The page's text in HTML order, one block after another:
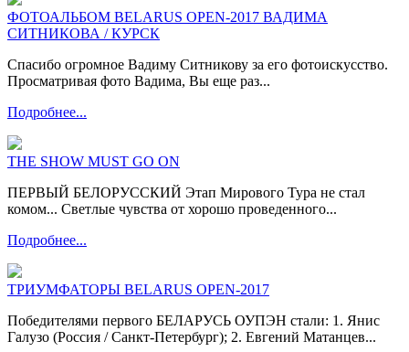
ФОТОАЛЬБОМ BELARUS OPEN-2017 ВАДИМА
СИТНИКОВА / КУРСК
Спасибо огромное Вадиму Ситникову за его фотоискусство.
Просматривая фото Вадима, Вы еще раз...
Подробнее...
THE SHOW MUST GO ON
ПЕРВЫЙ БЕЛОРУССКИЙ Этап Мирового Тура не стал
комом... Светлые чувства от хорошо проведенного...
Подробнее...
ТРИУМФАТОРЫ BELARUS OPEN-2017
Победителями первого БЕЛАРУСЬ ОУПЭН стали: 1. Янис
Галузо (Россия / Санкт-Петербург); 2. Евгений Матанцев...